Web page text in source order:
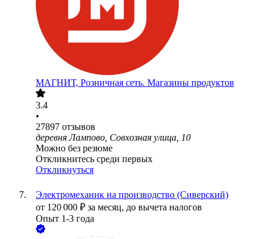
МАГНИТ, Розничная сеть. Магазины продуктов
3.4
•
27897 отзывов
деревня Лампово, Совхозная улица, 10
Можно без резюме
Откликнитесь среди первых
Откликнуться
Электромеханик на производство (Сиверский)
от 120 000 ₽ за месяц, до вычета налогов
Опыт 1-3 года